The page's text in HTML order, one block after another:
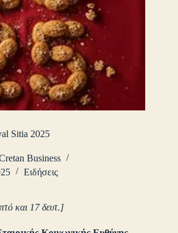
Sitia 2025
Business
Ειδήσεις
και 17 δευτ.]